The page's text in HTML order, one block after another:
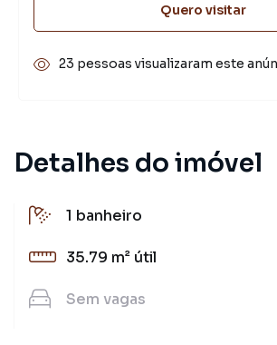
Detalhes do imóvel
1 banheiro
35.79 m² útil
Sem vagas
Quero visitar
23 pessoas visualizaram este